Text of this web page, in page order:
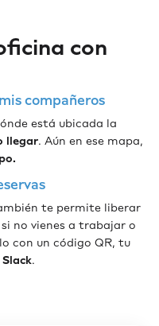
con
compañeros
está ubicada la
llegar. Aún en ese mapa,
te permite liberar
no vienes a trabajar o
con un código QR, tu
Slack.